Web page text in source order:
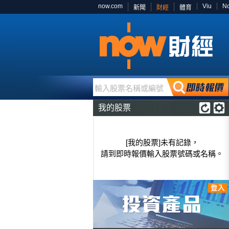
now.com 新聞 財經 體育 Viu
輸入股票名稱或編號
我的股票
[我的股票]未有記錄，
請到即時報價輸入股票號碼或名稱。